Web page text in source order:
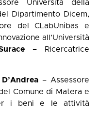
Università della
Dipartimento Dicem,
del CLabUnibas e
all’Università
– Ricercatrice
– Assessore
Comune di Matera e
i beni e le attività